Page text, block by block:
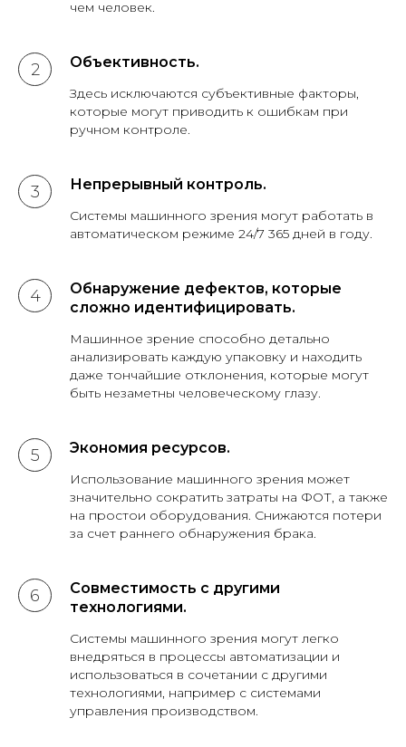
чем человек.
Объективность.
Здесь исключаются субъективные факторы,
которые могут приводить к ошибкам при
ручном контроле.
Непрерывный контроль.
Системы машинного зрения могут работать в
автоматическом режиме 24/7 365 дней в году.
Обнаружение дефектов, которые
сложно идентифицировать.
Машинное зрение способно детально
анализировать каждую упаковку и находить
даже тончайшие отклонения, которые могут
быть незаметны человеческому глазу.
Экономия ресурсов.
Использование машинного зрения может
значительно сократить затраты на ФОТ, а также
на простои оборудования. Снижаются потери
за счет раннего обнаружения брака.
Совместимость с другими
технологиями.
Системы машинного зрения могут легко
внедряться в процессы автоматизации и
использоваться в сочетании с другими
технологиями, например с системами
управления производством.